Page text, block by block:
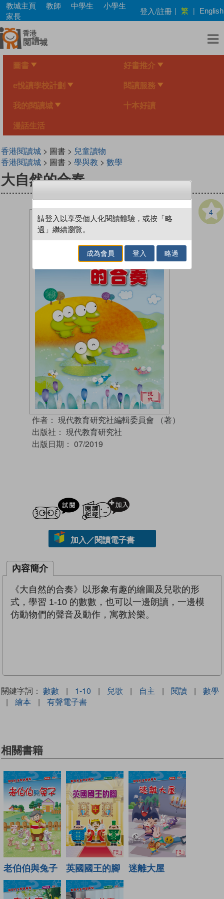
Skip
main
content
教城主頁 教師 中學生
小學生
家長
登入/註冊 | 繁 | English
圖書 好書推介
e悅讀學校計劃 閱讀服務
我的閱讀城 十本好讀
漫話生活
香港閱讀城> 圖書 > 兒童讀物
香港閱讀城> 圖書 > 學與教 > 數學
大自然的合奏
4
作者： 現代教育研究社編輯委員會 （著）
出版社： 現代教育研究社
出版日期： 07/2019
試閲
加入／閱讀電子書
內容簡介
《大自然的合奏》以形象有趣的繪圖及兒歌的形
式，學習 1-10 的數數，也可以一邊朗讀，一邊模
仿動物們的聲音及動作，寓教於樂。
關鍵字詞： 數數 | 1-10 | 兒歌 | 自主 | 閱讀 |
數學
|
繪本 | 有聲電子書
相關書籍
老伯伯與兔子 英國國王的腳 迷離大屋
請登入以享受個人化閱讀體驗，或按「略
過」繼續瀏覽。
成為會員 登入 略過